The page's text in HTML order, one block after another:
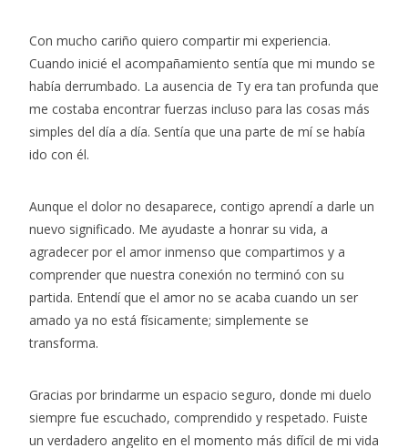
Con mucho cariño quiero compartir mi experiencia.
Cuando inicié el acompañamiento sentía que mi mundo se
había derrumbado. La ausencia de Ty era tan profunda que
me costaba encontrar fuerzas incluso para las cosas más
simples del día a día. Sentía que una parte de mí se había
ido con él.
Aunque el dolor no desaparece, contigo aprendí a darle un
nuevo significado. Me ayudaste a honrar su vida, a
agradecer por el amor inmenso que compartimos y a
comprender que nuestra conexión no terminó con su
partida. Entendí que el amor no se acaba cuando un ser
amado ya no está físicamente; simplemente se
transforma.
Gracias por brindarme un espacio seguro, donde mi duelo
siempre fue escuchado, comprendido y respetado. Fuiste
un verdadero angelito en el momento más difícil de mi vida